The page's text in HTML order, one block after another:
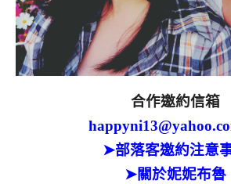
合作邀約信箱
➤部落客邀約注意
➤關於妮妮布魯